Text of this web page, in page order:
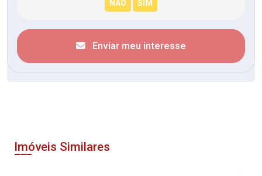
Enviar meu interesse
Imóveis Similares